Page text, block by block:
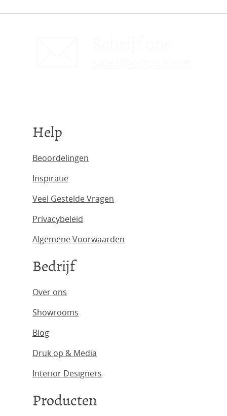
Help
Beoordelingen
Inspiratie
Veel Gestelde Vragen
Privacybeleid
Algemene Voorwaarden
Bedrijf
Over ons
Showrooms
Blog
Druk op & Media
Interior Designers
Producten